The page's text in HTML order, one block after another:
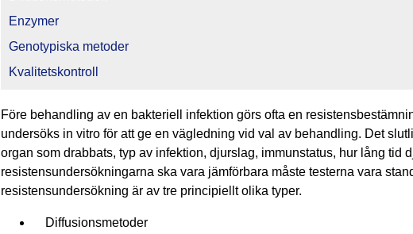
Enzymer
Genotypiska metoder
Kvalitetskontroll
Före behandling av en bakteriell infektion görs ofta en
undersöks in vitro för att ge en vägledning vid val av behandling. Det
organ som drabbats, typ av infektion, djurslag, immunstatus, hur lång tid
resistensundersökningarna ska vara jämförbara måste testerna vara
resistensundersökning är av tre principiellt olika typer.
Diffusionsmetoder